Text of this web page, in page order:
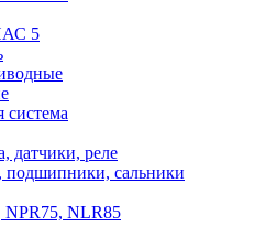
5
система
датчики, реле
сальники
NLR85